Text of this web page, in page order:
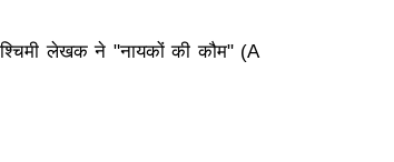
लेखक ने "नायकों की कौम" (A